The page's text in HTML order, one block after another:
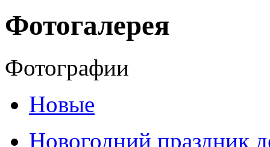
Фотогалерея
Фотографии
Новые
Новогодний праздник